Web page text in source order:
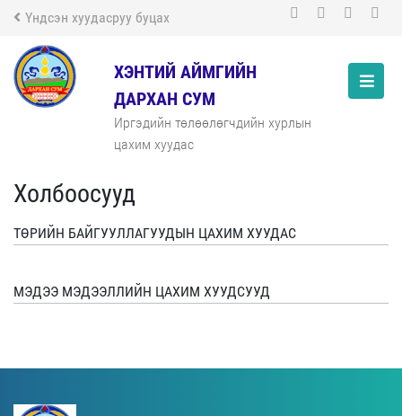
Үндсэн хуудасруу буцах
ХЭНТИЙ АЙМГИЙН
ДАРХАН СУМ
Иргэдийн төлөөлөгчдийн хурлын
цахим хуудас
Холбоосууд
ТӨРИЙН БАЙГУУЛЛАГУУДЫН ЦАХИМ ХУУДАС
МЭДЭЭ МЭДЭЭЛЛИЙН ЦАХИМ ХУУДСУУД